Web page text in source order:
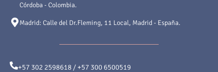
Córdoba - Colombia.
Madrid: Calle del Dr.Fleming, 11 Local, Madrid - España.
+57 302 2598618 / +57 300 6500519